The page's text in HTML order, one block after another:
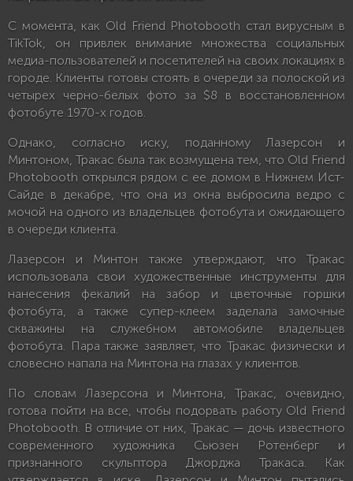
С момента, как Old Friend Photobooth стал вирусным в
TikTok, он привлек внимание множества социальных
медиа-пользователей и посетителей на своих локациях в
городе. Клиенты готовы стоять в очереди за полоской из
четырех черно-белых фото за $8 в восстановленном
фотобуте 1970-х годов.
Однако, согласно иску, поданному Лазерсон и
Минтоном, Тракас была так возмущена тем, что Old Friend
Photobooth открылся рядом с ее домом в Нижнем Ист-
Сайде в декабре, что она из окна выбросила ведро с
мочой на одного из владельцев фотобута и ожидающего
в очереди клиента.
Лазерсон и Минтон также утверждают, что Тракас
использовала свои художественные инструменты для
нанесения фекалий на забор и цветочные горшки
фотобута, а также супер-клеем заделала замочные
скважины на служебном автомобиле владельцев
фотобута. Пара также заявляет, что Тракас физически и
словесно напала на Минтона на глазах у клиентов.
По словам Лазерсона и Минтона, Тракас, очевидно,
готова пойти на все, чтобы подорвать работу Old Friend
Photobooth. В отличие от них, Тракас — дочь известного
современного художника Сьюзен Ротенберг и
признанного скульптора Джорджа Тракаса. Как